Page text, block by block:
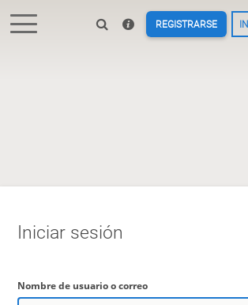
REGISTRARSE
Iniciar sesión
Nombre de usuario o correo